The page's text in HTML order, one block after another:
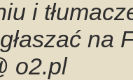
i
na
o2.pl